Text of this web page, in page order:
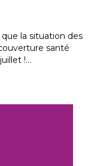
la situation des
santé
!…